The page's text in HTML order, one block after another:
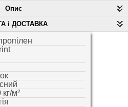
Опис
і ДОСТАВКА
м²